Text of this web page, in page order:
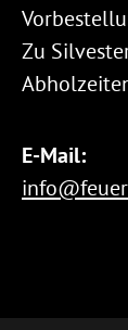
Zu
E-Mail: